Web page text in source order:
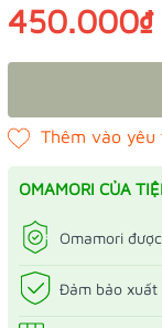
450.000₫
OMAMORI CỦA
Omamori
Đảm bảo xuất